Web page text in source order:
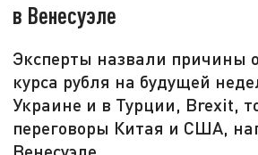
в Венесуэле
Эксперты назвали причины
курса рубля на будущей
Украине и в Турции, Brexit,
переговоры Китая и США,
Венесуэле.